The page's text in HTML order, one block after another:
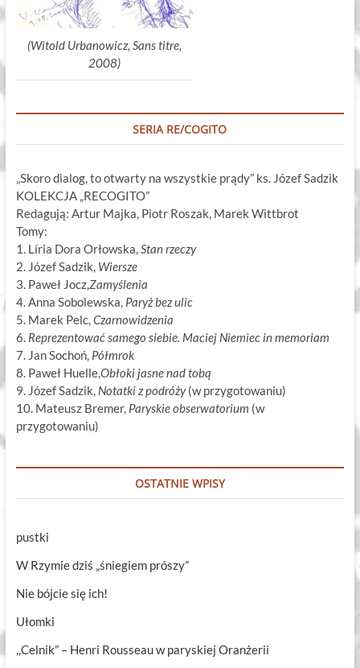
(Witold Urbanowicz, Sans titre,
2008)
SERIA RE/COGITO
„Skoro dialog, to otwarty na wszystkie prądy” ks. Józef Sadzik
KOLEKCJA „RECOGITO”
Redagują: Artur Majka, Piotr Roszak, Marek Wittbrot
Tomy:
1. Líria Dora Orłowska,Stan rzeczy
2. Józef Sadzik, Wiersze
3. Paweł Jocz,Zamyślenia
4. Anna Sobolewska, Paryż bez ulic
5. Marek Pelc,Czarnowidzenia
6. Reprezentować samego siebie. Maciej Niemiec in memoriam
7. Jan Sochoń, Półmrok
8. Paweł Huelle,Obłoki jasne nad tobą
9. Józef Sadzik, Notatki z podróży(w przygotowaniu)
10. Mateusz Bremer, Paryskie obserwatorium (w
przygotowaniu)
OSTATNIE WPISY
pustki
W Rzymie dziś „śniegiem prószy”
Nie bójcie się ich!
Ułomki
,,Celnik” – Henri Rousseau w paryskiej Oranżerii